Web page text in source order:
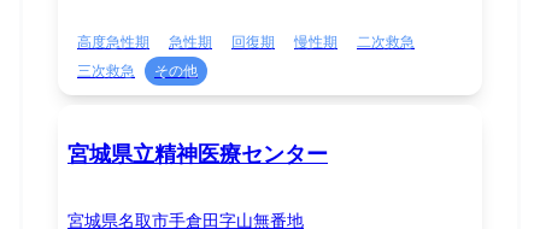
高度急性期 急性期 回復期 慢性期
二次救急
三次救急
その他
宮城県立精神医療センター
宮城県名取市手倉田字山無番地